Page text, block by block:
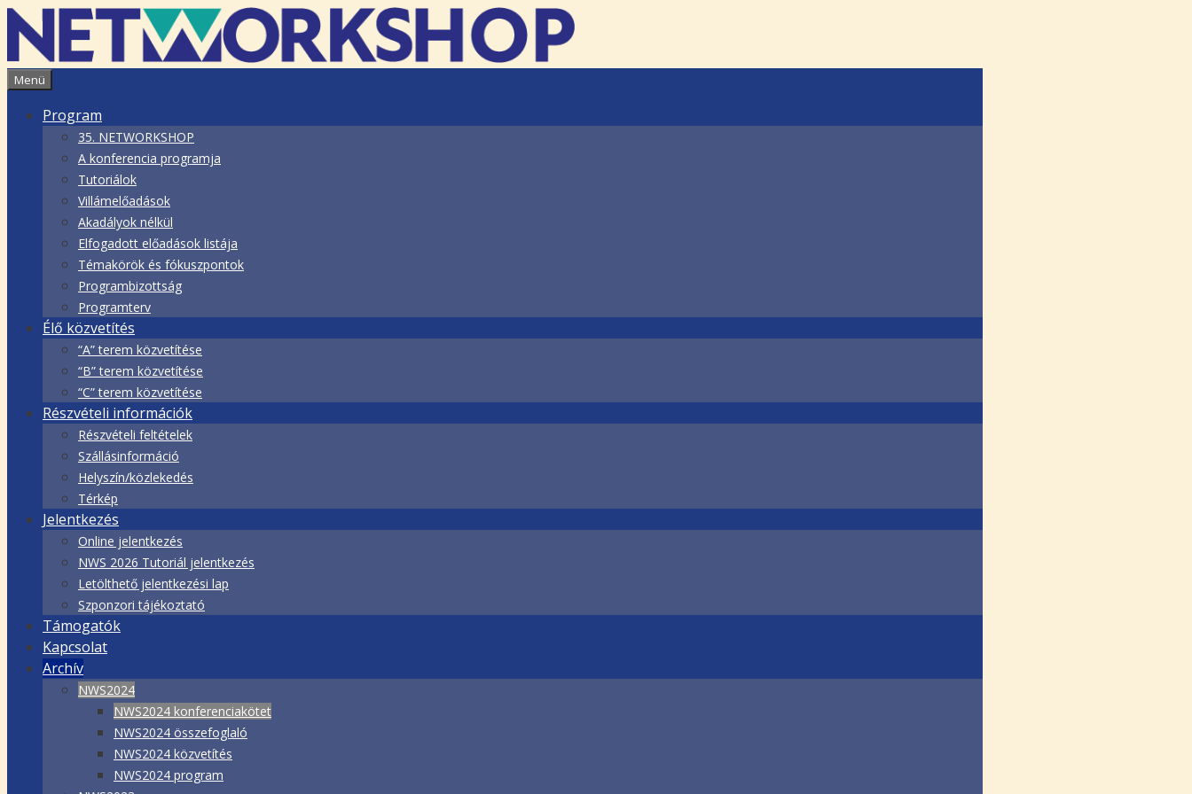
Kilépés
tartalomba
Menü
Program
35. NETWORKSHOP
A konferencia programja
Tutoriálok
Villámelőadások
Akadályok nélkül
Elfogadott előadások listája
Témakörök és fókuszpontok
Programbizottság
Programterv
Élő közvetítés
“A” terem közvetítése
“B” terem közvetítése
“C” terem közvetítése
Részvételi információk
Részvételi feltételek
Szállásinformáció
Helyszín/közlekedés
Térkép
Jelentkezés
Online jelentkezés
NWS 2026 Tutoriál jelentkezés
Letölthető jelentkezési lap
Szponzori tájékoztató
Támogatók
Kapcsolat
Archív
NWS2024
NWS2024 konferenciakötet
NWS2024 összefoglaló
NWS2024 közvetítés
NWS2024 program